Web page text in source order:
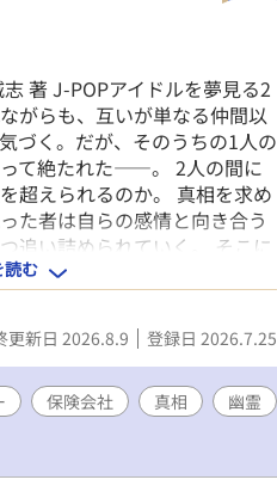
著 J-POPアイドルを夢見る2
がらも、互いが単なる仲間以
づく。だが、そのうちの1人の
て絶たれた――。 2人の間に
超えられるのか。 真相を求め
た者は自らの感情と向き合う
追い詰められていく。 そこに
の思惑。そして、兆円単位の
の未来をも脅かし始める
ーのお知らせ】初日から11
作品『幽霊アイドル』を、ア
BLカップ」にエントリーい
ら、なんと総合ランキング11
だいております。これもひと
読む
更新日 2026.8.9 登録日 2026.7.25
保険会社 真相
幽霊